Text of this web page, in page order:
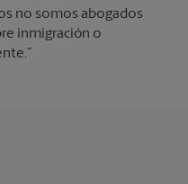
no somos abogados
inmigración o